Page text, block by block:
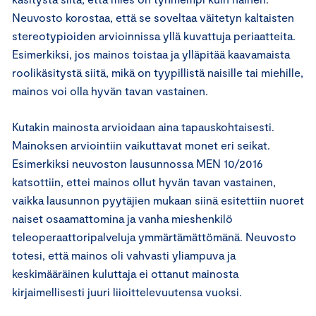
Neuvosto korostaa, että se soveltaa väitetyn kaltaisten
stereotypioiden arvioinnissa yllä kuvattuja periaatteita.
Esimerkiksi, jos mainos toistaa ja ylläpitää kaavamaista
roolikäsitystä siitä, mikä on tyypillistä naisille tai miehille,
mainos voi olla hyvän tavan vastainen.
Kutakin mainosta arvioidaan aina tapauskohtaisesti.
Mainoksen arviointiin vaikuttavat monet eri seikat.
Esimerkiksi neuvoston lausunnossa MEN 10/2016
katsottiin, ettei mainos ollut hyvän tavan vastainen,
vaikka lausunnon pyytäjien mukaan siinä esitettiin nuoret
naiset osaamattomina ja vanha mieshenkilö
teleoperaattoripalveluja ymmärtämättömänä. Neuvosto
totesi, että mainos oli vahvasti yliampuva ja
keskimääräinen kuluttaja ei ottanut mainosta
kirjaimellisesti juuri liioittelevuutensa vuoksi.